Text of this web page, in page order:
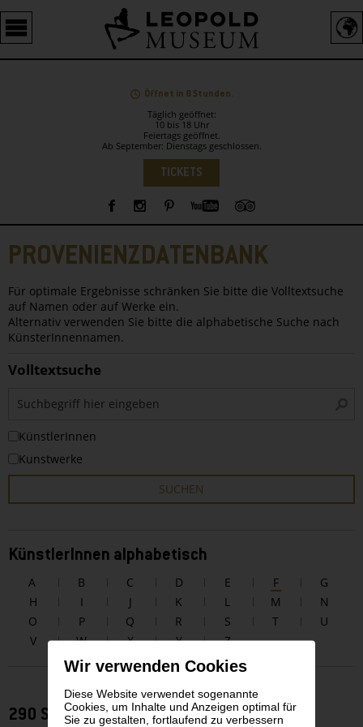
Wir verwenden Cookies
Diese Website verwendet sogenannte
Cookies, um Inhalte und Anzeigen optimal für
Sie zu gestalten, fortlaufend zu verbessern
Barrierefreie
Bedienung
der
Öffnet in 8 Stunden.
Täglich geöffnet:
10 bis 18 Uhr
Feiertags geöffnet.
Ab September: Dienstags geschlossen.
TICKETS
Sidebar
PROVENIENZDATENBANK
Für optimale Ergebnisse schränken Sie bitte die Volltextsuche
auf Namen oder auf Werke ein.
Alternativ verwenden Sie bitte die alphabetische Suche nach
KünsterInnennamen.
Volltextsuche
KünstlerInnen
Kunstwerke
SUCHEN
KünstlerInnen alphabetisch
A B C D E F
G
H
I J K L M
N
O
P Q R S T
U
V
W X Y Z
290 Suchergebnisse zu KünstlerInnen